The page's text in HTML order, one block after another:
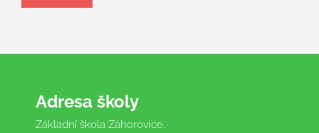
Adresa školy
Základní škola Záhorovice,